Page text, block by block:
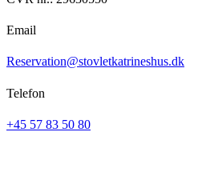
Email
Reservation@stovletkatrineshus.dk
Telefon
+45 57 83 50 80